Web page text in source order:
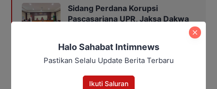
Sidang Perdana Korupsi
Pascasarjana UPR, Jaksa Dakwa
Halo Sahabat Intimnews
Pastikan Selalu Update Berita Terbaru
Ikuti Saluran